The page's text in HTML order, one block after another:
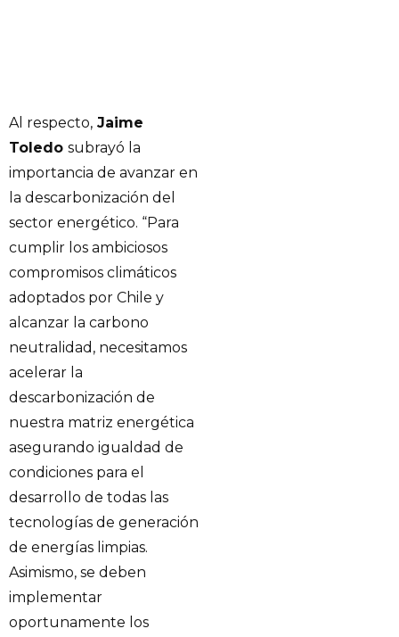
Al respecto, Jaime
Toledo subrayó la
importancia de avanzar en
la descarbonización del
sector energético. “Para
cumplir los ambiciosos
compromisos climáticos
adoptados por Chile y
alcanzar la carbono
neutralidad, necesitamos
acelerar la
descarbonización de
nuestra matriz energética
asegurando igualdad de
condiciones para el
desarrollo de todas las
tecnologías de generación
de energías limpias.
Asimismo, se deben
implementar
oportunamente los